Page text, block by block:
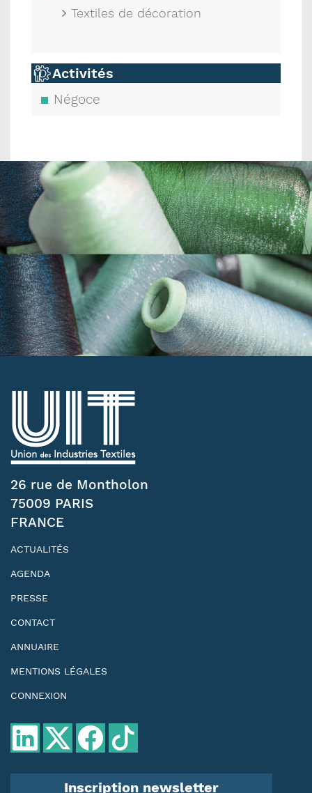
Textiles de décoration
Activités
Négoce
26 rue de Montholon
75009 PARIS
FRANCE
ACTUALITÉS
AGENDA
PRESSE
CONTACT
ANNUAIRE
MENTIONS LÉGALES
CONNEXION
Inscription newsletter